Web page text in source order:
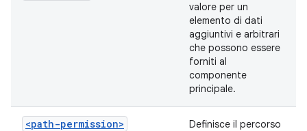
valore per un
elemento di dati
aggiuntivi e arbitrari
che possono essere
forniti al
componente
principale.
<path-permission>
Definisce il percorso